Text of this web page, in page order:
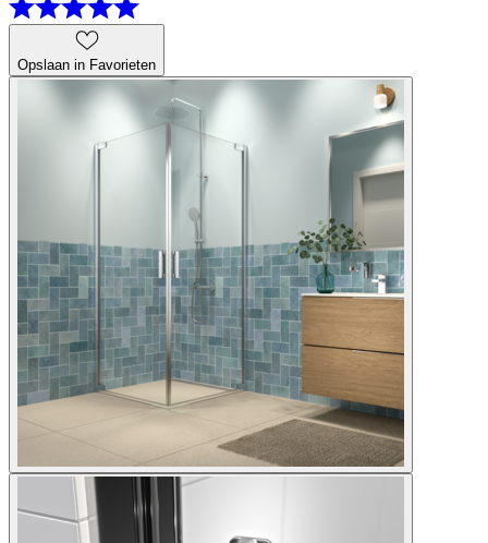
Opslaan in Favorieten